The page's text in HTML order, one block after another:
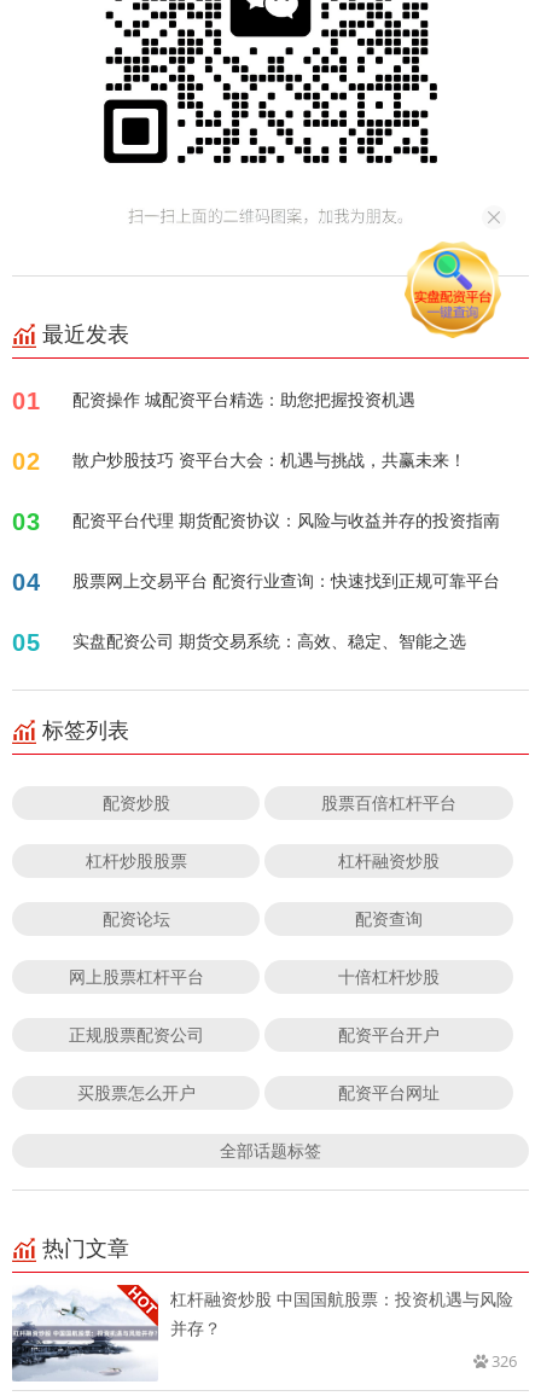
最近发表
01 配资操作 城配资平台精选：助您把握投资机遇
02 散户炒股技巧 资平台大会：机遇与挑战，共赢未来！
03 配资平台代理 期货配资协议：风险与收益并存的投资指南
04 股票网上交易平台 配资行业查询：快速找到正规可靠平台
05 实盘配资公司 期货交易系统：高效、稳定、智能之选
标签列表
配资炒股 股票百倍杠杆平台
杠杆炒股股票 杠杆融资炒股
配资论坛 配资查询
网上股票杠杆平台 十倍杠杆炒股
正规股票配资公司 配资平台开户
买股票怎么开户 配资平台网址
全部话题标签
热门文章
杠杆融资炒股 中国国航股票：投资机遇与风险
并存？
326